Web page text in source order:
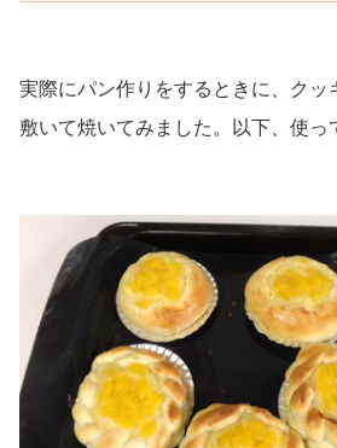
実際にパン作りをするときに、クッ
敷いて焼いてみました。以下、使っ